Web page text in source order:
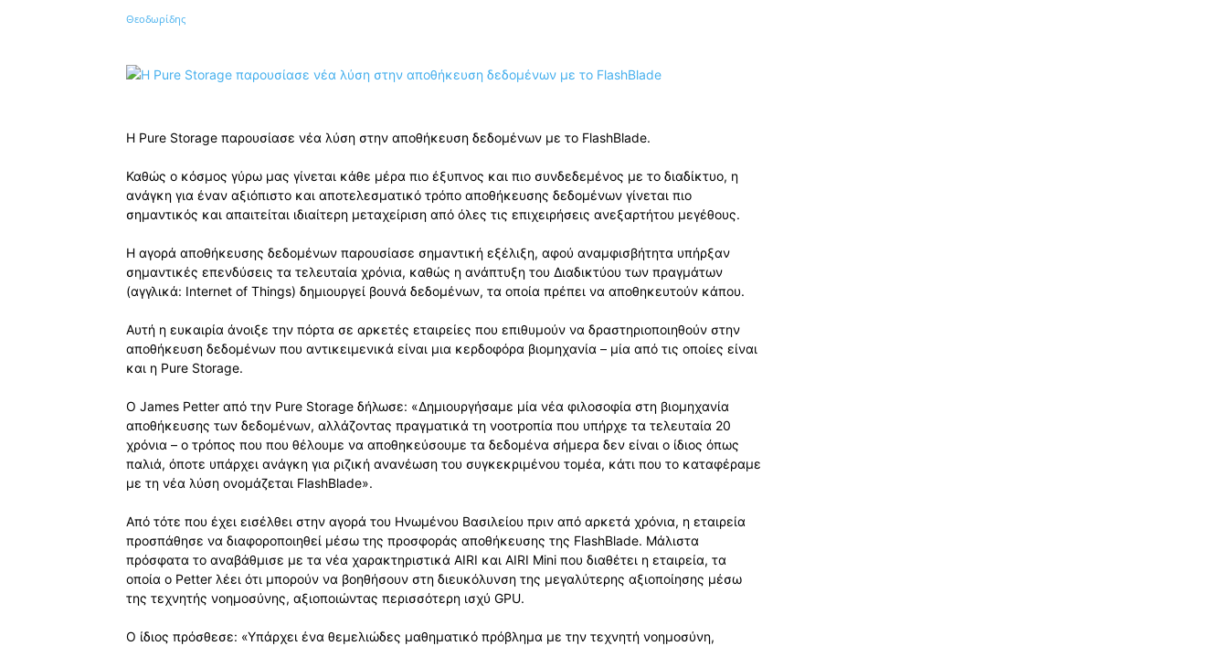
Κοινοποίηση
Η Pure Storage παρουσίασε νέα λύση στην αποθήκευση δεδομένων με το FlashBlade.
Καθώς ο κόσμος γύρω μας γίνεται κάθε μέρα πιο έξυπνος και πιο συνδεδεμένος με το διαδίκτυο, η
ανάγκη για έναν αξιόπιστο και αποτελεσματικό τρόπο αποθήκευσης δεδομένων γίνεται πιο
σημαντικός και απαιτείται ιδιαίτερη μεταχείριση από όλες τις επιχειρήσεις ανεξαρτήτου μεγέθους.
Η αγορά αποθήκευσης δεδομένων παρουσίασε σημαντική εξέλιξη, αφού αναμφισβήτητα υπήρξαν
σημαντικές επενδύσεις τα τελευταία χρόνια, καθώς η ανάπτυξη του Διαδικτύου των πραγμάτων
(αγγλικά: Internet of Things) δημιουργεί βουνά δεδομένων, τα οποία πρέπει να αποθηκευτούν κάπου.
Αυτή η ευκαιρία άνοιξε την πόρτα σε αρκετές εταιρείες που επιθυμούν να δραστηριοποιηθούν στην
αποθήκευση δεδομένων που αντικειμενικά είναι μια κερδοφόρα βιομηχανία – μία από τις οποίες είναι
και η Pure Storage.
Ο James Petter από την Pure Storage δήλωσε: «Δημιουργήσαμε μία νέα φιλοσοφία στη βιομηχανία
αποθήκευσης των δεδομένων, αλλάζοντας πραγματικά τη νοοτροπία που υπήρχε τα τελευταία 20
χρόνια – ο τρόπος που που θέλουμε να αποθηκεύσουμε τα δεδομένα σήμερα δεν είναι ο ίδιος όπως
παλιά, όποτε υπάρχει ανάγκη για ριζική ανανέωση του συγκεκριμένου τομέα, κάτι που το καταφέραμε
με τη νέα λύση ονομάζεται FlashBlade».
Από τότε που έχει εισέλθει στην αγορά του Ηνωμένου Βασιλείου πριν από αρκετά χρόνια, η εταιρεία
προσπάθησε να διαφοροποιηθεί μέσω της προσφοράς αποθήκευσης της FlashBlade. Μάλιστα
πρόσφατα το αναβάθμισε με τα νέα χαρακτηριστικά AIRI και AIRI Mini που διαθέτει η εταιρεία, τα
οποία ο Petter λέει ότι μπορούν να βοηθήσουν στη διευκόλυνση της μεγαλύτερης αξιοποίησης μέσω
της τεχνητής νοημοσύνης, αξιοποιώντας περισσότερη ισχύ GPU.
Ο ίδιος πρόσθεσε: «Υπάρχει ένα θεμελιώδες μαθηματικό πρόβλημα με την τεχνητή νοημοσύνη,